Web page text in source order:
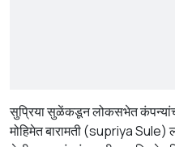
सुप्रिया सुळेंकडून लोकसभेत
मोहिमेत बारामती (supriya